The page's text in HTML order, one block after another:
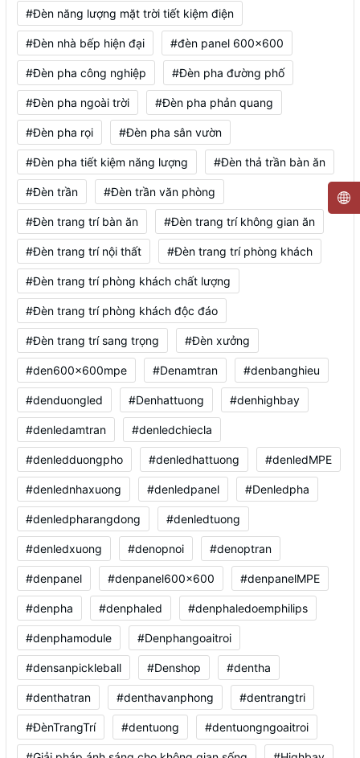
#Đèn năng lượng mặt trời tiết kiệm điện
#Đèn nhà bếp hiện đại #đèn panel 600x600
#Đèn pha công nghiệp #Đèn pha đường phố
#Đèn pha ngoài trời #Đèn pha phản quang
#Đèn pha rọi #Đèn pha sân vườn
#Đèn pha tiết kiệm năng lượng #Đèn thả trần bàn ăn
#Đèn trần #Đèn trần văn phòng
#Đèn trang trí bàn ăn #Đèn trang trí không gian ăn
#Đèn trang trí nội thất #Đèn trang trí phòng khách
#Đèn trang trí phòng khách chất lượng
#Đèn trang trí phòng khách độc đáo
#Đèn trang trí sang trọng #Đèn xưởng
#den600x600mpe #Denamtran #denbanghieu
#denduongled #Denhattuong #denhighbay
#denledamtran #denledchiecla
#denledduongpho #denledhattuong #denledMPE
#denlednhaxuong #denledpanel #Denledpha
#denledpharangdong #denledtuong
#denledxuong #denopnoi #denoptran
#denpanel #denpanel600x600 #denpanelMPE
#denpha #denphaled #denphaledoemphilips
#denphamodule #Denphangoaitroi
#densanpickleball #Denshop #dentha
#denthatran #denthavanphong #dentrangtri
#ĐènTrangTrí #dentuong #dentuongngoaitroi